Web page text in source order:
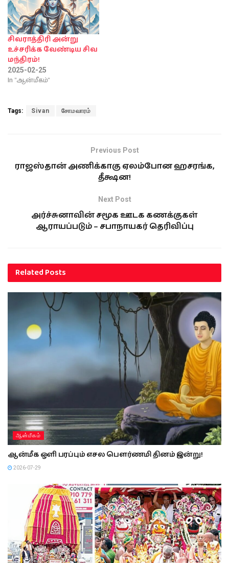
சிவராத்திரி அன்று
உச்சரிக்க வேண்டிய சிவ
மந்திரம்!
2025-02-25
In "ஆன்மீகம்"
Tags: Sivan சோமவாரம்
Previous Post
ராஜஸ்தான் அணிக்காகு ஏலம்போன ஹசரங்க,
தீக்ஷன!
Next Post
அர்ச்சுனாவின் சமூக ஊடக கணக்குகள்
ஆராயப்படும் – சபாநாயகர் தெரிவிப்பு
RelatedPosts
ஆன்மீகம்
ஆன்மீக ஒளி பரப்பும் எசல பௌர்ணமி தினம் இன்று!
2026-07-29